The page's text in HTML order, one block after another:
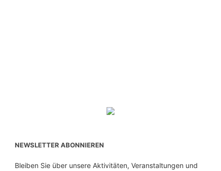
NEWSLETTER ABONNIEREN
Bleiben Sie über unsere Aktivitäten, Veranstaltungen und